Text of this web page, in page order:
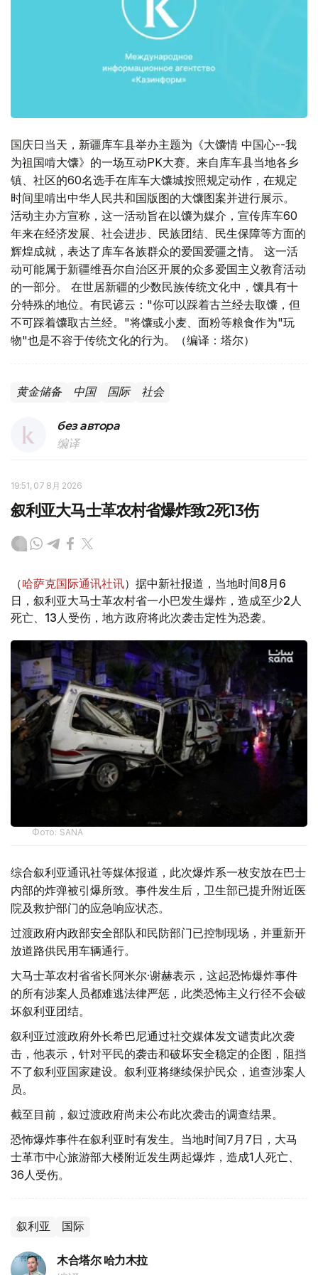
国庆日当天，新疆库车县举办主题为《大馕情 中国心--我
为祖国啃大馕》的一场互动PK大赛。来自库车县当地各乡
镇、社区的60名选手在库车大馕城按照规定动作，在规定
时间里啃出中华人民共和国版图的大馕图案并进行展示。
活动主办方宣称，这一活动旨在以馕为媒介，宣传库车60
年来在经济发展、社会进步、民族团结、民生保障等方面的
辉煌成就，表达了库车各族群众的爱国爱疆之情。 这一活
动可能属于新疆维吾尔自治区开展的众多爱国主义教育活动
的一部分。 在世居新疆的少数民族传统文化中，馕具有十
分特殊的地位。有民谚云："你可以踩着古兰经去取馕，但
不可踩着馕取古兰经。"将馕或小麦、面粉等粮食作为"玩
物"也是不容于传统文化的行为。（编译：塔尔）
黄金储备 中国 国际 社会
без автора
编译
19:51, 07 8月 2026
叙利亚大马士革农村省爆炸致2死13伤
（哈萨克国际通讯社讯）据中新社报道，当地时间8月6
日，叙利亚大马士革农村省一小巴发生爆炸，造成至少2人
死亡、13人受伤，地方政府将此次袭击定性为恐袭。
Фото: SANA
综合叙利亚通讯社等媒体报道，此次爆炸系一枚安放在巴士
内部的炸弹被引爆所致。事件发生后，卫生部已提升附近医
院及救护部门的应急响应状态。
过渡政府内政部安全部队和民防部门已控制现场，并重新开
放道路供民用车辆通行。
大马士革农村省省长阿米尔·谢赫表示，这起恐怖爆炸事件
的所有涉案人员都难逃法律严惩，此类恐怖主义行径不会破
坏叙利亚团结。
叙利亚过渡政府外长希巴尼通过社交媒体发文谴责此次袭
击，他表示，针对平民的袭击和破坏安全稳定的企图，阻挡
不了叙利亚国家建设。叙利亚将继续保护民众，追查涉案人
员。
截至目前，叙过渡政府尚未公布此次袭击的调查结果。
恐怖爆炸事件在叙利亚时有发生。当地时间7月7日，大马
士革市中心旅游部大楼附近发生两起爆炸，造成1人死亡、
36人受伤。
叙利亚 国际
木合塔尔 哈力木拉